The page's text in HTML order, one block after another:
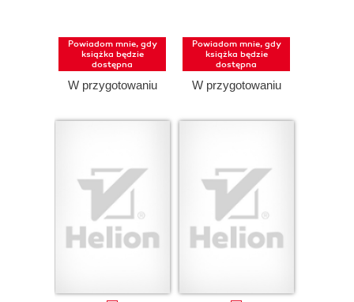
Powiadom mnie, gdy
książka będzie
dostępna
W przygotowaniu
Powiadom mnie, gdy
książka będzie
dostępna
W przygotowaniu